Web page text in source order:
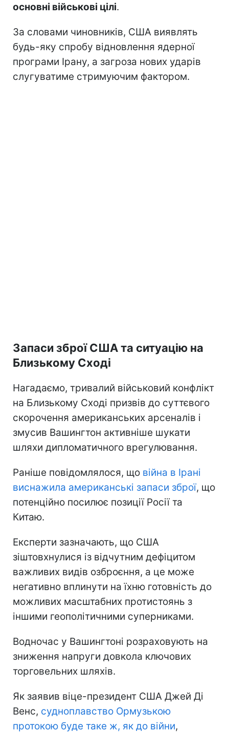
основні військові цілі.
За словами чиновників, США виявлять
будь-яку спробу відновлення ядерної
програми Ірану, а загроза нових ударів
слугуватиме стримуючим фактором.
Запаси зброї США та ситуацію на
Близькому Сході
Нагадаємо, тривалий військовий конфлікт
на Близькому Сході призвів до суттєвого
скорочення американських арсеналів і
змусив Вашингтон активніше шукати
шляхи дипломатичного врегулювання.
Раніше повідомлялося, що війна в Ірані
виснажила американські запаси зброї, що
потенційно посилює позиції Росії та
Китаю.
Експерти зазначають, що США
зіштовхнулися із відчутним дефіцитом
важливих видів озброєння, а це може
негативно вплинути на їхню готовність до
можливих масштабних протистоянь з
іншими геополітичними суперниками.
Водночас у Вашингтоні розраховують на
зниження напруги довкола ключових
торговельних шляхів.
Як заявив віце-президент США Джей Ді
Венс, судноплавство Ормузькою
протокою буде таке ж, як до війни,